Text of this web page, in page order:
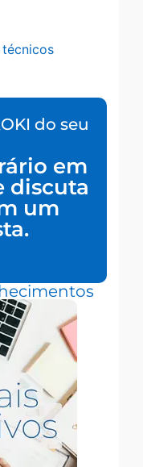
do seu
em
discuta
um